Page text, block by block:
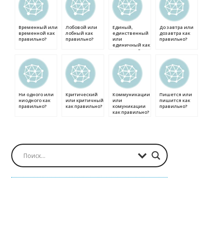
Временный или
временной как
правильно?
Лобовой или
лобный как
правильно?
Единый,
единственный
или
единичный как
правильно?
До завтра или
дозавтра как
правильно?
Ни одного или
ниодного как
правильно?
Критический
или критичный
как правильно?
Коммуникации
или
комуникации
как правильно?
Пишется или
пишится как
правильно?